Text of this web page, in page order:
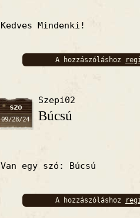
Kedves Mindenki!
A hozzászóláshoz
szo
09/28/24
Szepi02
Búcsú
Van egy szó: Búcsú
A hozzászóláshoz